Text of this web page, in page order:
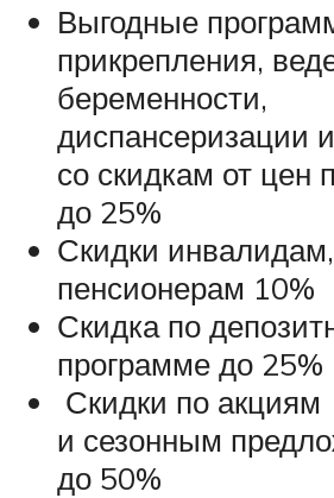
Выгодные
прикрепления,
беременности,
диспансеризации
со скидкам от цен
до 25%
Скидки
пенсионерам 10%
Скидка по
программе до 25%
Скидки по акциям
и сезонным
до 50%